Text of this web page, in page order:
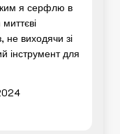
я серфлю в
не виходячи зі
інструмент для